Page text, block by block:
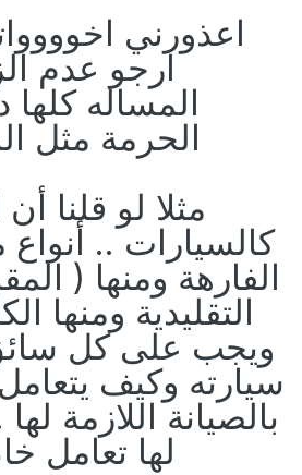
اعذورني
ارجو عدم
المساله كلها
الحرمة مثل
مثلا لو قلنا
كالسيارات .. أنواع
الفارهة ومنها (
التقليدية ومنها
ويجب على كل
سيارته وكيف
بالصيانة اللازمة
لها تعامل